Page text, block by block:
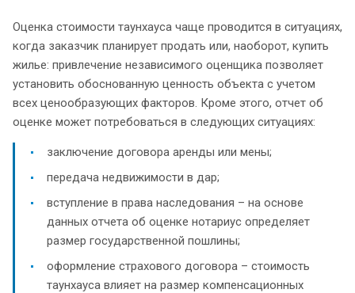
Оценка стоимости таунхауса чаще проводится в ситуациях,
когда заказчик планирует продать или, наоборот, купить
жилье: привлечение независимого оценщика позволяет
установить обоснованную ценность объекта с учетом
всех ценообразующих факторов. Кроме этого, отчет об
оценке может потребоваться в следующих ситуациях:
заключение договора аренды или мены;
передача недвижимости в дар;
вступление в права наследования – на основе
данных отчета об оценке нотариус определяет
размер государственной пошлины;
оформление страхового договора – стоимость
таунхауса влияет на размер компенсационных